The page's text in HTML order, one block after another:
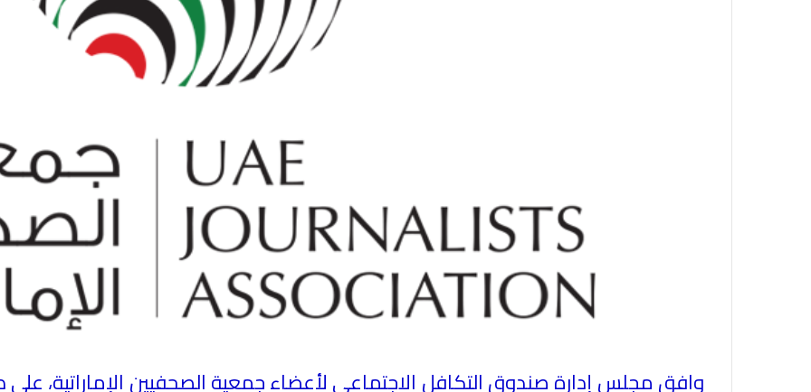
وافق مجلس إدارة صندوق التكافل الاجتماعي لأعضاء جمعية الصحفيين الإماراتية،